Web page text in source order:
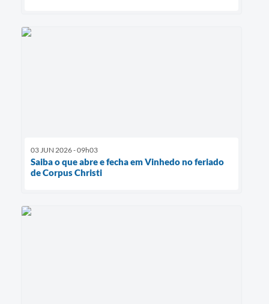
03 JUN 2026 - 09h03
Saiba o que abre e fecha em Vinhedo no feriado
de Corpus Christi